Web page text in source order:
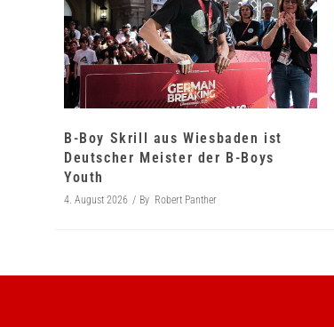
B-Boy Skrill aus Wiesbaden ist
Deutscher Meister der B-Boys
Youth
4. August 2026 By Robert Panther